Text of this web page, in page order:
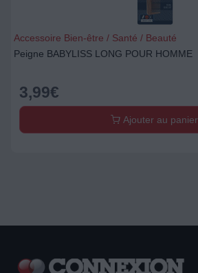
Accessoire Bien-être / Santé / Beauté
Peigne BABYLISS LONG POUR HOMME
3,99€
Ajouter au panier